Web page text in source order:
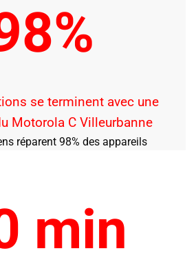
se terminent avec une
Motorola C Villeurbanne
réparent 98% des appareils
min